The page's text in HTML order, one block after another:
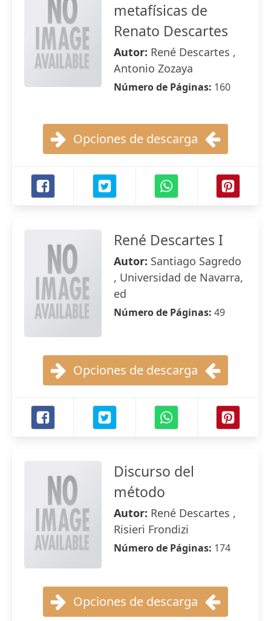
metafísicas de
Renato Descartes
Autor: René Descartes ,
Antonio Zozaya
Número de Páginas: 160
Opciones de descarga
René Descartes I
Autor: Santiago Sagredo
, Universidad de Navarra,
ed
Número de Páginas: 49
Opciones de descarga
Discurso del
método
Autor: René Descartes ,
Risieri Frondizi
Número de Páginas: 174
Opciones de descarga